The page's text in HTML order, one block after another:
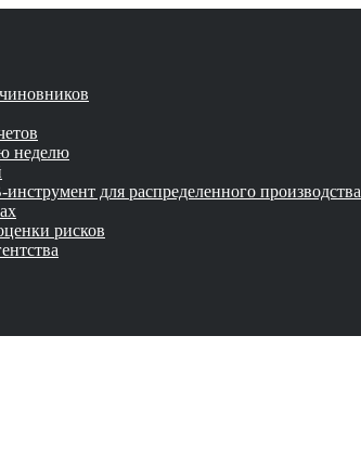
неделю
для распределенного производства
рисков